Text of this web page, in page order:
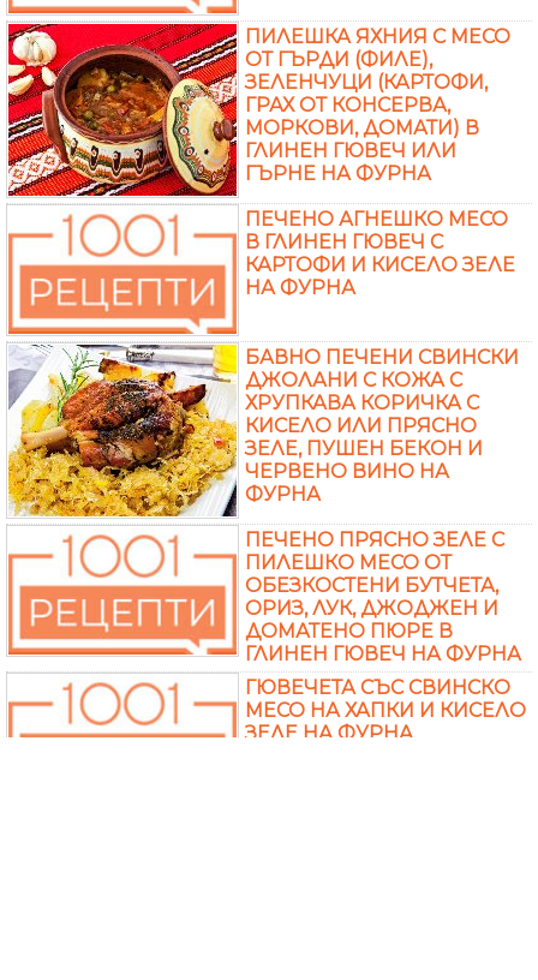
ПИЛЕШКА ЯХНИЯ С МЕСО
ОТ ГЪРДИ (ФИЛЕ),
ЗЕЛЕНЧУЦИ (КАРТОФИ,
ГРАХ ОТ КОНСЕРВА,
МОРКОВИ, ДОМАТИ) В
ГЛИНЕН ГЮВЕЧ ИЛИ
ГЪРНЕ НА ФУРНА
ПЕЧЕНО АГНЕШКО МЕСО
В ГЛИНЕН ГЮВЕЧ С
КАРТОФИ И КИСЕЛО ЗЕЛЕ
НА ФУРНА
БАВНО ПЕЧЕНИ СВИНСКИ
ДЖОЛАНИ С КОЖА С
ХРУПКАВА КОРИЧКА С
КИСЕЛО ИЛИ ПРЯСНО
ЗЕЛЕ, ПУШЕН БЕКОН И
ЧЕРВЕНО ВИНО НА
ФУРНА
ПЕЧЕНО ПРЯСНО ЗЕЛЕ С
ПИЛЕШКО МЕСО ОТ
ОБЕЗКОСТЕНИ БУТЧЕТА,
ОРИЗ, ЛУК, ДЖОДЖЕН И
ДОМАТЕНО ПЮРЕ В
ГЛИНЕН ГЮВЕЧ НА ФУРНА
ГЮВЕЧЕТА СЪС СВИНСКО
МЕСО НА ХАПКИ И КИСЕЛО
ЗЕЛЕ НА ФУРНА